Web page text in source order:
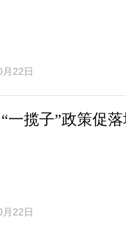
22日
一揽子”政策促
22日